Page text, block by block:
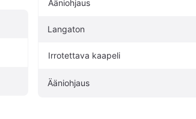
Ääniohjaus
Langaton
Irrotettava kaapeli
Ääniohjaus